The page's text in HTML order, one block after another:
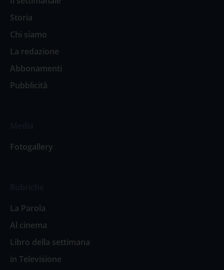
Storia
Chi siamo
La redazione
Abbonamenti
Pubblicità
Fotogallery
La Parola
Al cinema
Libro della settimana
in Televisione